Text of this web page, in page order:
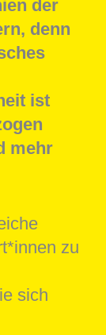
der
denn
ist
mehr
zu
sich